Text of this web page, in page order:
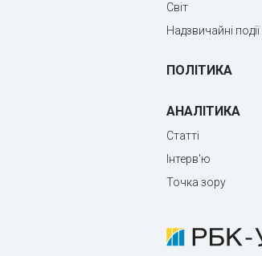
Світ
Надзвичайні події
ПОЛІТИКА
АНАЛІТИКА
Статті
Інтерв'ю
Точка зору